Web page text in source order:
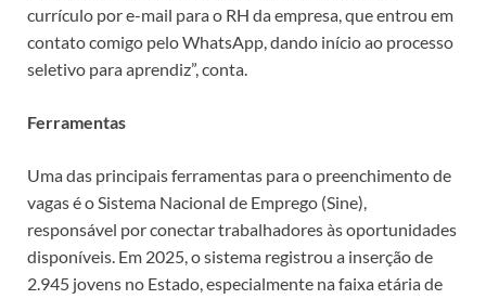
currículo por e-mail para o RH da empresa, que entrou em
contato comigo pelo WhatsApp, dando início ao processo
seletivo para aprendiz”, conta.
Ferramentas
Uma das principais ferramentas para o preenchimento de
vagas é o Sistema Nacional de Emprego (Sine),
responsável por conectar trabalhadores às oportunidades
disponíveis. Em 2025, o sistema registrou a inserção de
2.945 jovens no Estado, especialmente na faixa etária de